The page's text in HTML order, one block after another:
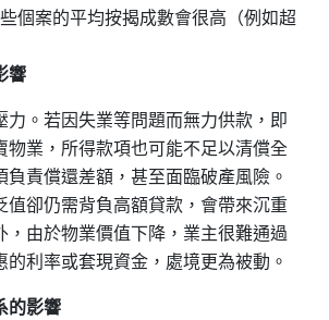
個案的平均按揭成數會很高（例如超
響
力。若因失業等問題而無力供款，即
物業，所得款項也可能不足以清償全
負責償還差額，甚至面臨破產風險。
值卻仍需背負高額貸款，會帶來沉重
，由於物業價值下降，業主很難通過
的利率或套現資金，處境更為被動。
的影響